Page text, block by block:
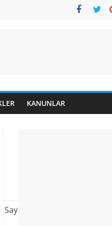
KANUNLAR
Sayı : 29410